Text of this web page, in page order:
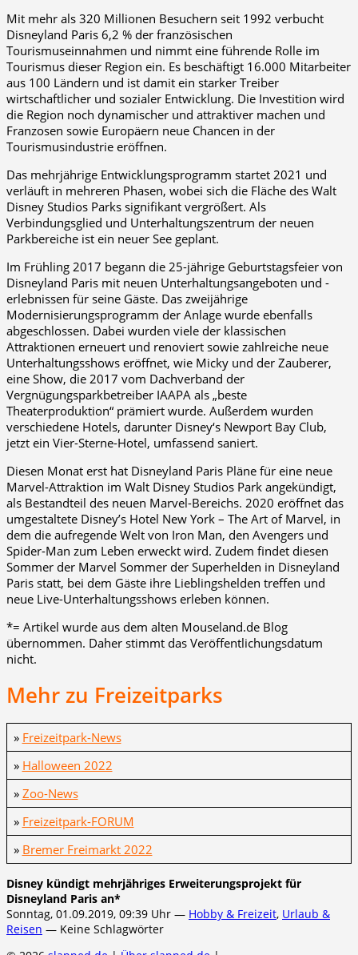
Mit mehr als 320 Millionen Besuchern seit 1992 verbucht
Disneyland Paris 6,2 % der französischen
Tourismuseinnahmen und nimmt eine führende Rolle im
Tourismus dieser Region ein. Es beschäftigt 16.000 Mitarbeiter
aus 100 Ländern und ist damit ein starker Treiber
wirtschaftlicher und sozialer Entwicklung. Die Investition wird
die Region noch dynamischer und attraktiver machen und
Franzosen sowie Europäern neue Chancen in der
Tourismusindustrie eröffnen.
Das mehrjährige Entwicklungsprogramm startet 2021 und
verläuft in mehreren Phasen, wobei sich die Fläche des Walt
Disney Studios Parks signifikant vergrößert. Als
Verbindungsglied und Unterhaltungszentrum der neuen
Parkbereiche ist ein neuer See geplant.
Im Frühling 2017 begann die 25-jährige Geburtstagsfeier von
Disneyland Paris mit neuen Unterhaltungsangeboten und -
erlebnissen für seine Gäste. Das zweijährige
Modernisierungsprogramm der Anlage wurde ebenfalls
abgeschlossen. Dabei wurden viele der klassischen
Attraktionen erneuert und renoviert sowie zahlreiche neue
Unterhaltungsshows eröffnet, wie Micky und der Zauberer,
eine Show, die 2017 vom Dachverband der
Vergnügungsparkbetreiber IAAPA als „beste
Theaterproduktion“ prämiert wurde. Außerdem wurden
verschiedene Hotels, darunter Disney‘s Newport Bay Club,
jetzt ein Vier-Sterne-Hotel, umfassend saniert.
Diesen Monat erst hat Disneyland Paris Pläne für eine neue
Marvel-Attraktion im Walt Disney Studios Park angekündigt,
als Bestandteil des neuen Marvel-Bereichs. 2020 eröffnet das
umgestaltete Disney’s Hotel New York – The Art of Marvel, in
dem die aufregende Welt von Iron Man, den Avengers und
Spider-Man zum Leben erweckt wird. Zudem findet diesen
Sommer der Marvel Sommer der Superhelden in Disneyland
Paris statt, bei dem Gäste ihre Lieblingshelden treffen und
neue Live-Unterhaltungsshows erleben können.
*= Artikel wurde aus dem alten Mouseland.de Blog
übernommen. Daher stimmt das Veröffentlichungsdatum
nicht.
Mehr zu Freizeitparks
» Freizeitpark-News
» Halloween 2022
» Zoo-News
» Freizeitpark-FORUM
» Bremer Freimarkt 2022
Disney kündigt mehrjähriges Erweiterungsprojekt für
Disneyland Paris an*
Sonntag, 01.09.2019, 09:39 Uhr — Hobby & Freizeit, Urlaub &
Reisen — Keine Schlagwörter